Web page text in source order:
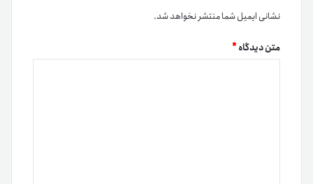
نشانی ایمیل شما منتشر نخواهد شد.
متن دیدگاه*